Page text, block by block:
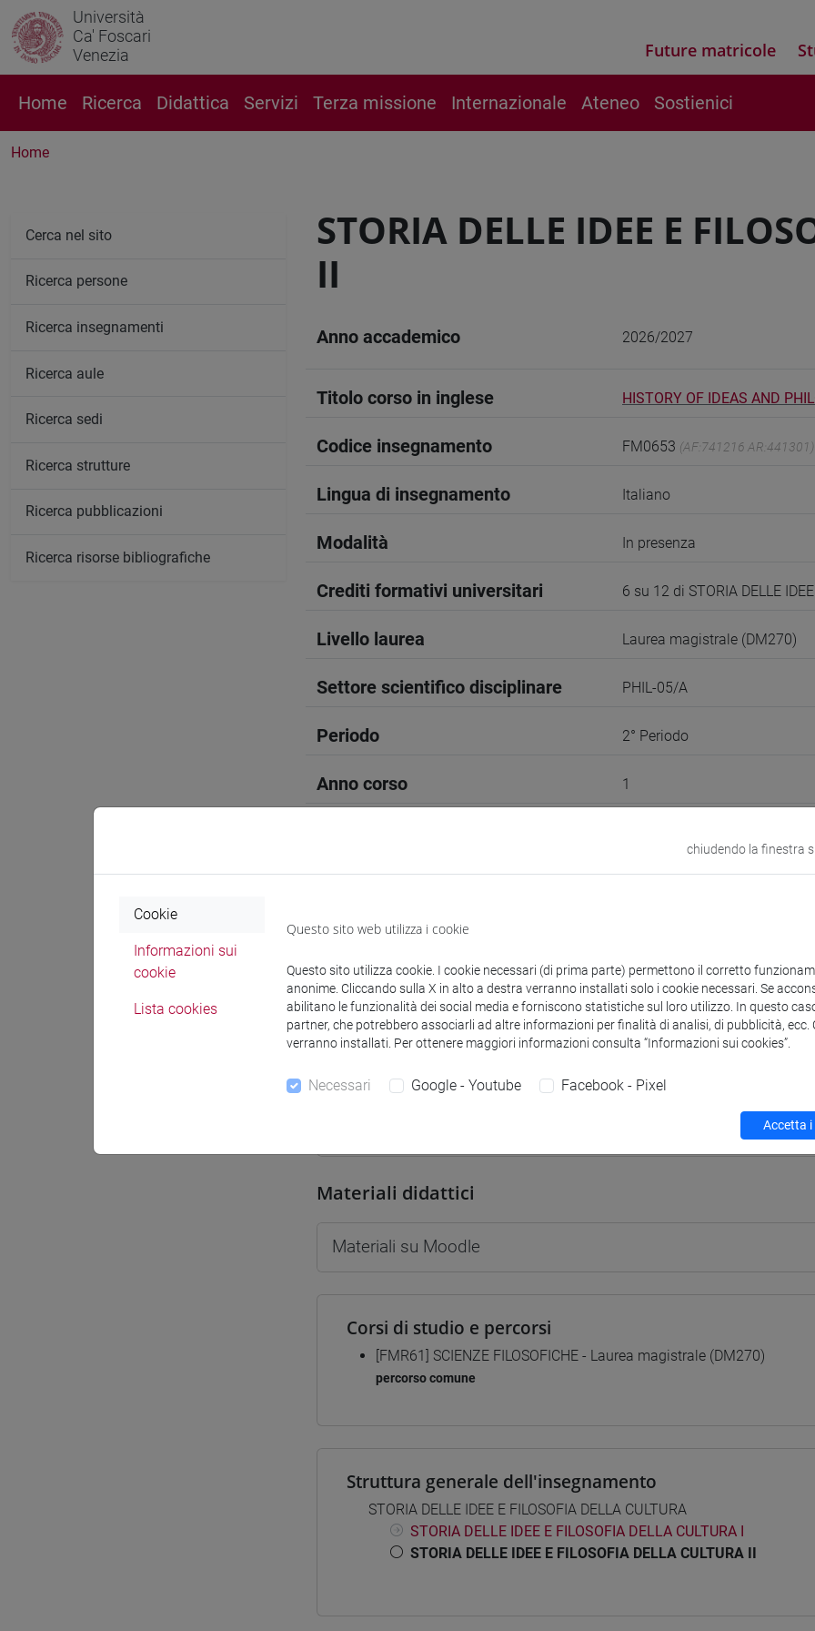
Università
Ca' Foscari
Venezia
Future matricole
Home Ricerca Didattica Servizi Terza missione Internazionale Ateneo Sostienici
Home
STORIA DELLE IDEE E
II
Anno accademico 2026/2027
Titolo corso in inglese HISTORY OF IDEAS AND
Codice insegnamento FM0653 (AF:741216 AR:441301)
Lingua di insegnamento Italiano
Modalità In presenza
Crediti formativi universitari 6 su 12 di STORIA DELLE
Livello laurea Laurea magistrale (DM270)
Settore scientifico disciplinare PHIL-05/A
Periodo 2° Periodo
Anno corso 1
Spazio Moodle Link allo spazio del corso
Docenti e corsi di laurea Programma Orario
Docenti
Materiali didattici
Materiali su Moodle
Corsi di studio e percorsi
[FMR61] SCIENZE FILOSOFICHE - Laurea magistrale (DM270)
percorso comune
Struttura generale dell'insegnamento
STORIA DELLE IDEE E FILOSOFIA DELLA CULTURA
STORIA DELLE IDEE E FILOSOFIA DELLA CULTURA I
STORIA DELLE IDEE E FILOSOFIA DELLA CULTURA II
Cerca nel sito
Ricerca persone
Ricerca insegnamenti
Ricerca aule
Ricerca sedi
Ricerca strutture
Ricerca pubblicazioni
Ricerca risorse bibliografiche
chiudendo la finestra
Cookie
Informazioni sui
cookie
Lista cookies
Questo sito web utilizza i cookie
Questo sito utilizza cookie. I cookie necessari (di prima parte) permettono il corretto
anonime. Cliccando sulla X in alto a destra verranno installati solo i cookie necessari. Se
abilitano le funzionalità dei social media e forniscono statistiche sul loro utilizzo. In questo
partner, che potrebbero associarli ad altre informazioni per finalità di analisi, di pubblicità, ecc.
verranno installati. Per ottenere maggiori informazioni consulta “Informazioni sui cookies”.
Necessari Google - Youtube Facebook - Pixel
Accetta i